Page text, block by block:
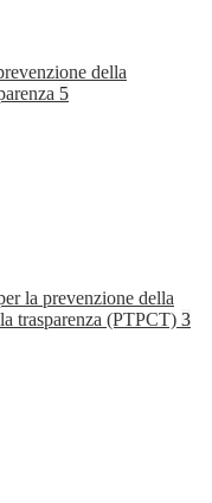
della
5
la prevenzione della
trasparenza (PTPCT) 3